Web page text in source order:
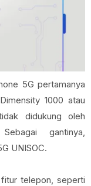
5G pertamanya
1000 atau
didukung oleh
gantinya,
UNISOC.
telepon, seperti